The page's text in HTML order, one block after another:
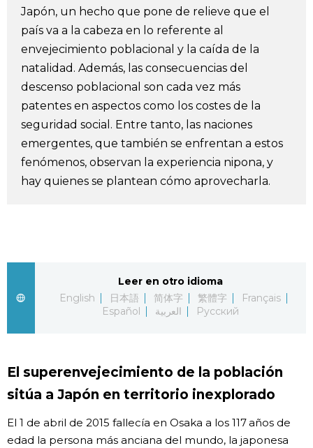
Vídeos e imágenes
En profundidad
Más
Noticias
Datos de Japón
Gente
Blog
Avisos
official SNS
Japón, un hecho que pone de relieve que el
país va a la cabeza en lo referente al
envejecimiento poblacional y la caída de la
natalidad. Además, las consecuencias del
descenso poblacional son cada vez más
patentes en aspectos como los costes de la
seguridad social. Entre tanto, las naciones
emergentes, que también se enfrentan a estos
fenómenos, observan la experiencia nipona, y
hay quienes se plantean cómo aprovecharla.
Leer en otro idioma
English
日本語 简体字 繁體字
Français
Español
العربية Русский
El superenvejecimiento de la población
sitúa a Japón en territorio inexplorado
El 1 de abril de 2015 fallecía en Osaka a los 117 años de
edad la persona más anciana del mundo, la japonesa